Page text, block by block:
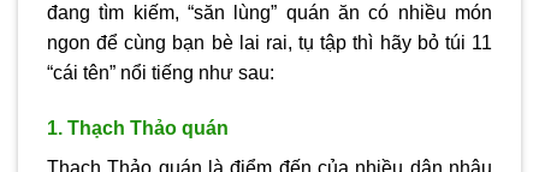
đang tìm kiếm, “săn lùng” quán ăn có nhiều món
ngon để cùng bạn bè lai rai, tụ tập thì hãy bỏ túi 11
“cái tên” nổi tiếng như sau:
1. Thạch Thảo quán
Thạch Thảo quán là điểm đến của nhiều dân nhậu